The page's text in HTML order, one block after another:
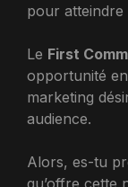
pour atteindre
Le First
opportunité
marketing
audience.
Alors, es-tu